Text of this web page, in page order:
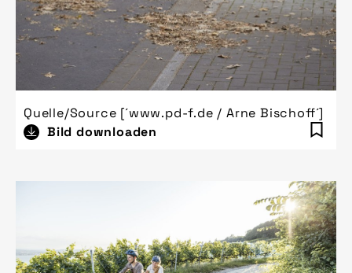
Quelle/Source [´www.pd-f.de / Arne Bischoff´]
Bild downloaden